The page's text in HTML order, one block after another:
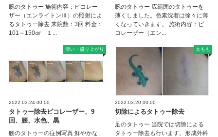
腕のタトゥー 施術内容：ピコレー
ザー（エンライトンⅢ）の照射によ
るタトゥー除去 来院数：3回 料金：
101～150㎠ １...
腕のタトゥー 広範囲のタトゥーを
薄くしました。色素沈着は徐々に薄
くなっていきます。 施術内容：ピ
コレーザー（エン...
濃い・盛り上がり
2022.03.24 00:00
タトゥー除去ピコレーザー、9
回、腰、水色、黒
腰のタトゥーの症例写真 鮮やかな
太もも
2022.03.20 00:00
切除によるタトゥー除去
足のタトゥー 当院では切除による
タトゥー除去も行います。形成外科